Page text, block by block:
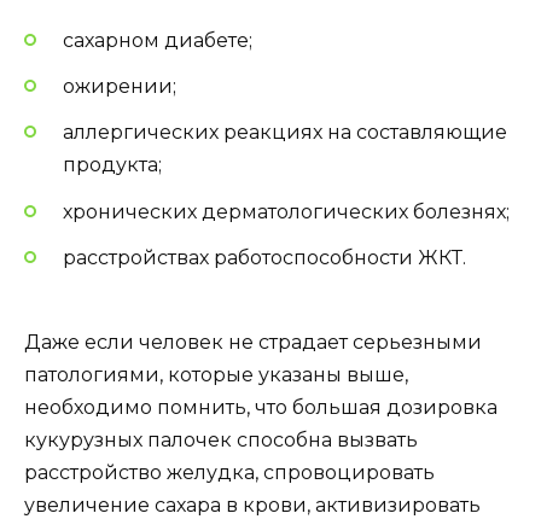
сахарном диабете;
ожирении;
аллергических реакциях на составляющие
продукта;
хронических дерматологических болезнях;
расстройствах работоспособности ЖКТ.
Даже если человек не страдает серьезными
патологиями, которые указаны выше,
необходимо помнить, что большая дозировка
кукурузных палочек способна вызвать
расстройство желудка, спровоцировать
увеличение сахара в крови, активизировать